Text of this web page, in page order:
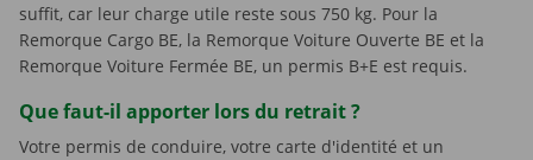
suffit, car leur charge utile reste sous 750 kg. Pour la
Remorque Cargo BE, la Remorque Voiture Ouverte BE et la
Remorque Voiture Fermée BE, un permis B+E est requis.
Que faut-il apporter lors du retrait ?
Votre permis de conduire, votre carte d'identité et un